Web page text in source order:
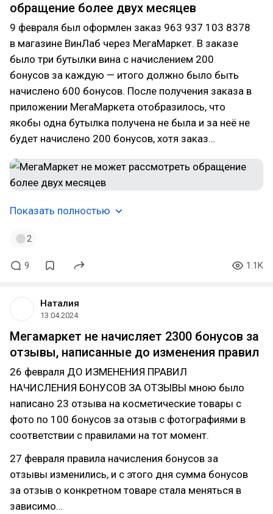
обращение более двух месяцев
9 февраля был оформлен заказ 963 937 103 8378
в магазине ВинЛаб через МегаМаркет. В заказе
было три бутылки вина с начислением 200
бонусов за каждую — итого должно было быть
начислено 600 бонусов. После получения заказа в
приложении МегаМаркета отобразилось, что
якобы одна бутылка получена не была и за неё не
будет начислено 200 бонусов, хотя заказ…
Показать полностью
2
9 1.1K
Наталия
13.04.2024
Мегамаркет не начисляет 2300 бонусов за
отзывы, написанные до изменения правил
26 февраля ДО ИЗМЕНЕНИЯ ПРАВИЛ
НАЧИСЛЕНИЯ БОНУСОВ ЗА ОТЗЫВЫ мною было
написано 23 отзыва на косметические товары с
фото по 100 бонусов за отзыв с фотографиями в
соответствии с правилами на тот момент.
27 февраля правила начисления бонусов за
отзывы изменились, и с этого дня сумма бонусов
за отзыв о конкретном товаре стала меняться в
зависимо…